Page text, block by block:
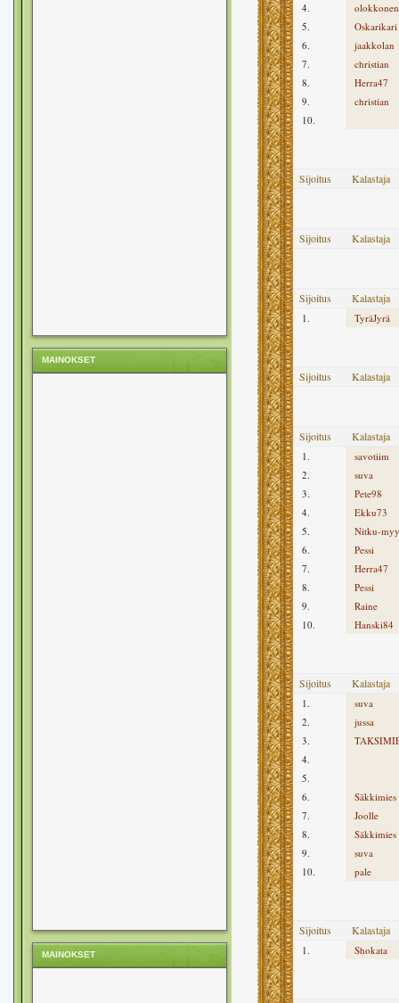
MAINOKSET
MAINOKSET
4.
olokkonen
5.
Oskarikari
6.
jaakkolan
7.
christian
8.
Herra47
9.
christian
10.
Sijoitus Kalastaja
Sijoitus Kalastaja
Sijoitus Kalastaja
1. TyräJyrä
Sijoitus Kalastaja
Sijoitus Kalastaja
1.
savotiim
2.
suva
3.
Pete98
4.
Ekku73
5.
Nitku-myy
6.
Pessi
7.
Herra47
8.
Pessi
9.
Raine
10.
Hanski84
Sijoitus Kalastaja
1.
suva
2.
jussa
3.
4.
5.
6.
Säkkimies
7.
Joolle
8.
Säkkimies
9.
suva
10.
pale
Sijoitus Kalastaja
1. Shokata